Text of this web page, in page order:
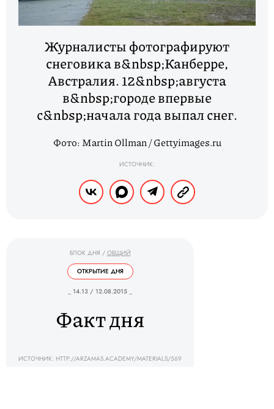
Журналисты фотографируют
снеговика в&nbsp;Канберре,
Австралия. 12&nbsp;августа
в&nbsp;городе впервые
с&nbsp;начала года выпал снег.
Фото: Martin Ollman / Gettyimages.ru
ИСТОЧНИК:
БЛОК ДНЯ / ОБЩИЙ
ОТКРЫТИЕ ДНЯ
_ 14.13 / 12.08.2015 _
Факт дня
ИСТОЧНИК: HTTP://ARZAMAS.ACADEMY/MATERIALS/569